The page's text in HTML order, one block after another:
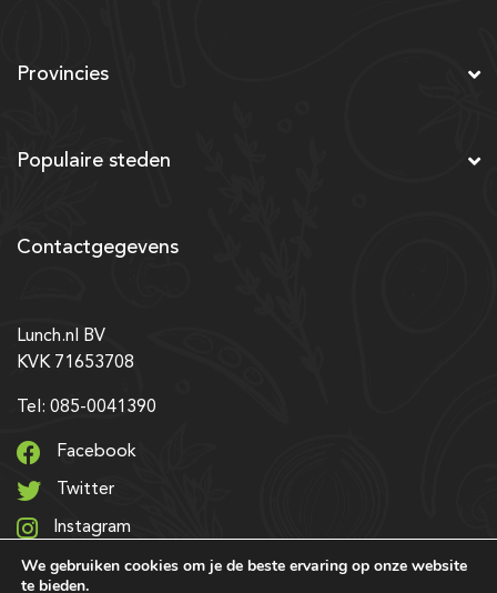
Provincies
Populaire steden
Contactgegevens
Lunch.nl BV
KVK 71653708
Tel: 085-0041390
Facebook
Twitter
Instagram
LinkedIn
We gebruiken cookies om je de beste ervaring op onze website
te bieden.